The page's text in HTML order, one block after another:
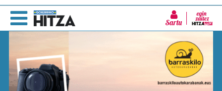
Sartu